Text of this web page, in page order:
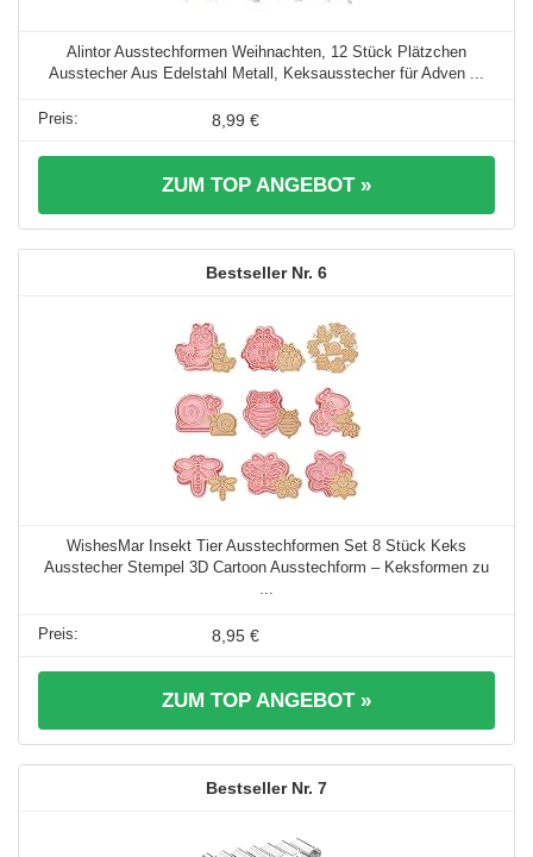
Alintor Ausstechformen Weihnachten, 12 Stück Plätzchen
Ausstecher Aus Edelstahl Metall, Keksausstecher für Adven ...
8,99 €
ZUM TOP ANGEBOT »
6
WishesMar Insekt Tier Ausstechformen Set 8 Stück Keks
Ausstecher Stempel 3D Cartoon Ausstechform – Keksformen zu
8,95 €
ZUM TOP ANGEBOT »
7